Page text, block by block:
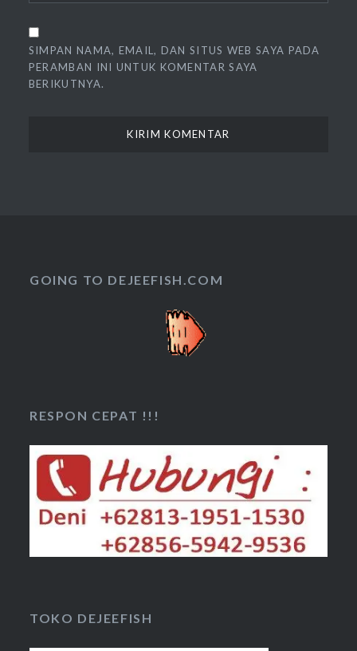
SIMPAN NAMA, EMAIL, DAN SITUS WEB SAYA PADA
PERAMBAN INI UNTUK KOMENTAR SAYA
BERIKUTNYA.
GOING TO DEJEEFISH.COM
RESPON CEPAT !!!
TOKO DEJEEFISH